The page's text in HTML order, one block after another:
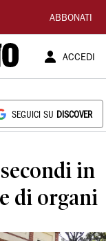
ABBONATI
ACCEDI
SEGUICI SU DISCOVER
in
di organi